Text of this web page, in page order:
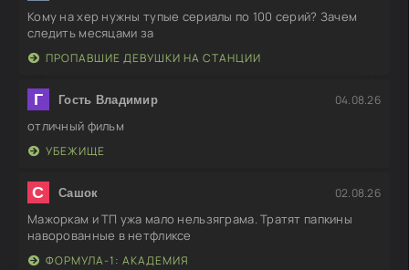
Кому на хер нужны тупые сериалы по 100 серий? Зачем
следить месяцами за
ПРОПАВШИЕ ДЕВУШКИ НА СТАНЦИИ
Г Гость Владимир 04.08.26
отличный фильм
УБЕЖИЩЕ
С Сашок 02.08.26
Мажоркам и ТП ужа мало нельзяграма. Тратят папкины
наворованные в нетфликсе
ФОРМУЛА-1: АКАДЕМИЯ